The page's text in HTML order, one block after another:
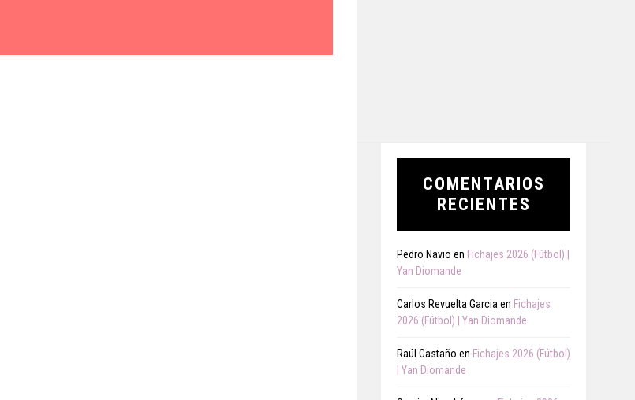
COMENTARIOS
RECIENTES
Pedro Navio en Fichajes 2026 (Fútbol) |
Yan Diomande
Carlos Revuelta Garcia en Fichajes
2026 (Fútbol) | Yan Diomande
Raúl Castaño en Fichajes 2026 (Fútbol)
| Yan Diomande